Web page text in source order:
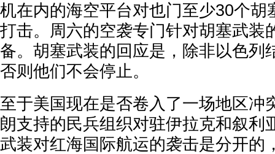
机在内的海空平台对也门至少30个胡
打击。周六的空袭专门针对胡塞武装
备。胡塞武装的回应是，除非以色列
否则他们不会停止。
至于美国现在是否卷入了一场地区冲
朗支持的民兵组织对驻伊拉克和叙利
武装对红海国际航运的袭击是分开的